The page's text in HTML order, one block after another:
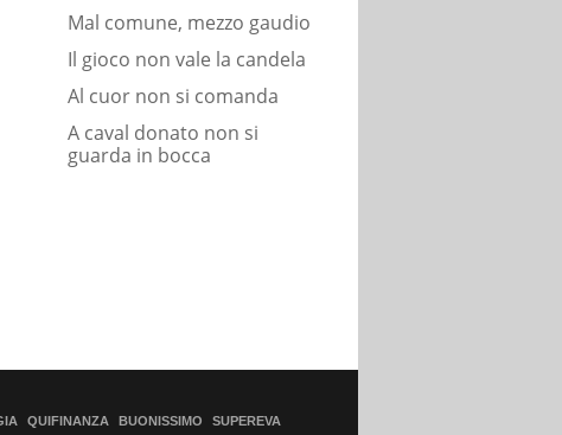
Mal comune, mezzo gaudio
Il gioco non vale la candela
Al cuor non si comanda
A caval donato non si
guarda in bocca
QUIFINANZA BUONISSIMO SUPEREVA